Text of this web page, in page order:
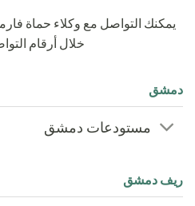
يمكنك التواصل مع وكلاء حماة
خلال أرقام
دمشق
مستودعات دمشق
ريف دمشق